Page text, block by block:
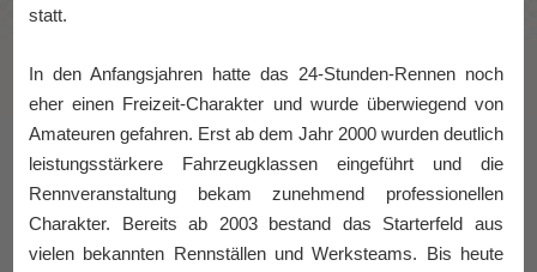
statt.
In den Anfangsjahren hatte das 24-Stunden-Rennen noch
eher einen Freizeit-Charakter und wurde überwiegend von
Amateuren gefahren. Erst ab dem Jahr 2000 wurden deutlich
leistungsstärkere Fahrzeugklassen eingeführt und die
Rennveranstaltung bekam zunehmend professionellen
Charakter. Bereits ab 2003 bestand das Starterfeld aus
vielen bekannten Rennställen und Werksteams. Bis heute